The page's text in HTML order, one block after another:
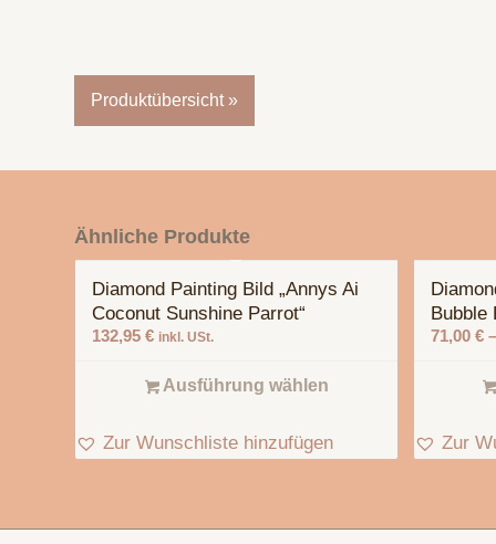
Produktübersicht »
Ähnliche Produkte
Diamond Painting Bild „Annys Ai
Coconut Sunshine Parrot“
132,95 € inkl. USt.
Ausführung wählen
Zur Wunschliste hinzufügen
Bubble
71,00 €–
Zur